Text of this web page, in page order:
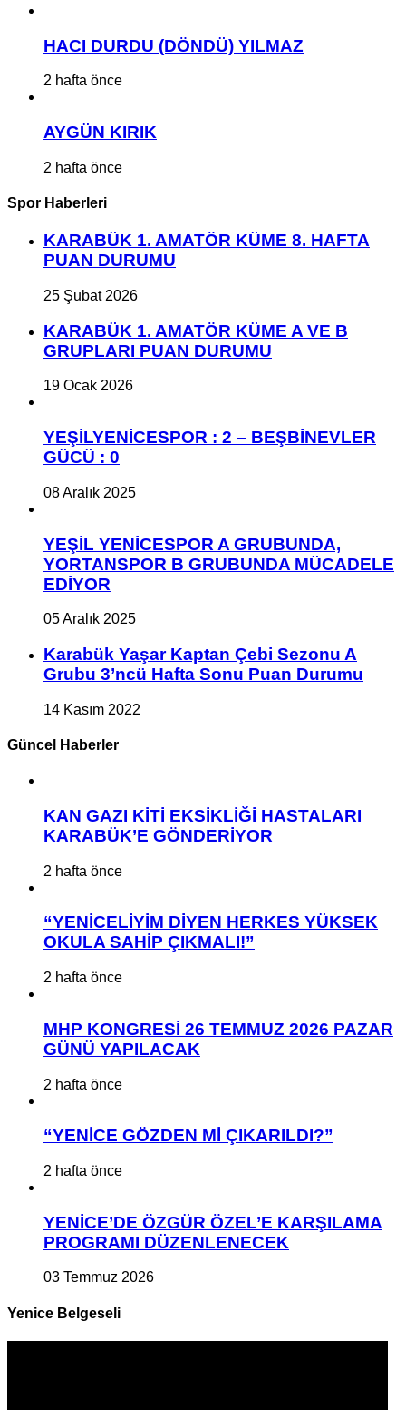
HACI DURDU (DÖNDÜ) YILMAZ
2 hafta önce
AYGÜN KIRIK
2 hafta önce
Spor Haberleri
KARABÜK 1. AMATÖR KÜME 8. HAFTA
PUAN DURUMU
25 Şubat 2026
KARABÜK 1. AMATÖR KÜME A VE B
GRUPLARI PUAN DURUMU
19 Ocak 2026
YEŞİLYENİCESPOR : 2 – BEŞBİNEVLER
GÜCÜ : 0
08 Aralık 2025
YEŞİL YENİCESPOR A GRUBUNDA,
YORTANSPOR B GRUBUNDA MÜCADELE
EDİYOR
05 Aralık 2025
Karabük Yaşar Kaptan Çebi Sezonu A
Grubu 3’ncü Hafta Sonu Puan Durumu
14 Kasım 2022
Güncel Haberler
KAN GAZI KİTİ EKSİKLİĞİ HASTALARI
KARABÜK’E GÖNDERİYOR
2 hafta önce
“YENİCELİYİM DİYEN HERKES YÜKSEK
OKULA SAHİP ÇIKMALI!”
2 hafta önce
MHP KONGRESİ 26 TEMMUZ 2026 PAZAR
GÜNÜ YAPILACAK
2 hafta önce
“YENİCE GÖZDEN Mİ ÇIKARILDI?”
2 hafta önce
YENİCE’DE ÖZGÜR ÖZEL’E KARŞILAMA
PROGRAMI DÜZENLENECEK
03 Temmuz 2026
Yenice Belgeseli